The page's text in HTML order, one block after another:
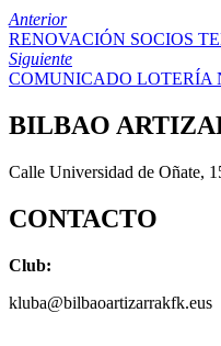
Anterior
RENOVACIÓN SOCIOS
Siguiente
COMUNICADO LOTERÍA
BILBAO
Calle Universidad de Oñate,
CONTACTO
Club:
kluba@bilbaoartizarrakfk.eus